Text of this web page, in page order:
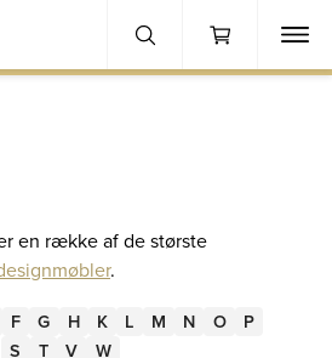
en række af de største
.
F G H K L M N O
P
S
T V W